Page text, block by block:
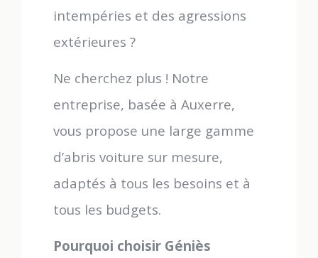
intempéries et des agressions
extérieures ?
Ne cherchez plus ! Notre
entreprise, basée à Auxerre,
vous propose une large gamme
d’abris voiture sur mesure,
adaptés à tous les besoins et à
tous les budgets.
Pourquoi choisir Géniès